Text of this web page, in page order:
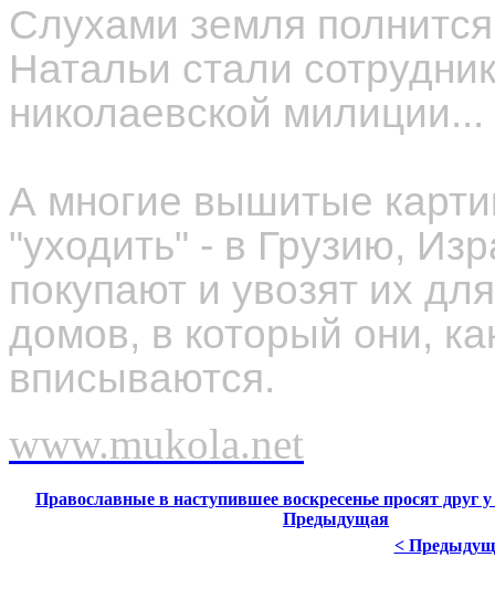
Слухами земля
Натальи стали
николаевской милиции...
А многие вышитые
"уходить" - в Грузию,
покупают и увозят их
домов, в который они,
вписываются.
www.mukola.net
Православные в наступившее воскресенье просят друг
Предыдущая
<